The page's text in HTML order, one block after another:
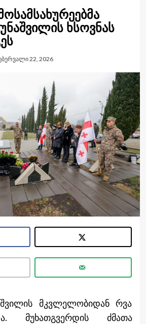
ხსოვნას
22, 2026
მკვლელობიდან რვა
მუხათგვერდის ძმათა